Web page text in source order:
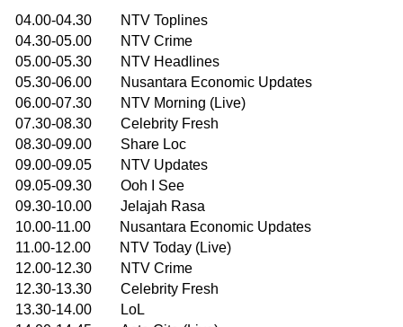
04.00-04.30 NTV Toplines
04.30-05.00 NTV Crime
05.00-05.30 NTV Headlines
05.30-06.00 Nusantara Economic Updates
06.00-07.30 NTV Morning (Live)
07.30-08.30 Celebrity Fresh
08.30-09.00 Share Loc
09.00-09.05 NTV Updates
09.05-09.30 Ooh I See
09.30-10.00 Jelajah Rasa
10.00-11.00 Nusantara Economic Updates
11.00-12.00 NTV Today (Live)
12.00-12.30 NTV Crime
12.30-13.30 Celebrity Fresh
13.30-14.00 LoL